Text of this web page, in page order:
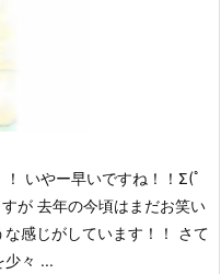
いやー早いですね！！Σ(ﾟ
が 去年の今頃はまだお笑い
感じがしています！！ さて
少々 ...